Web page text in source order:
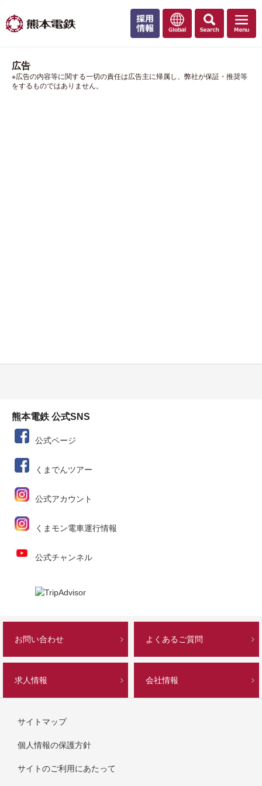
広告
※広告の内容等に関する一切の責任は広告主に帰属し、弊社が保証・推奨等
をするものではありません。
熊本電鉄 公式SNS
公式ページ
くまでんツアー
公式アカウント
くまモン電車運行情報
公式チャンネル
お問い合わせ よくあるご質問
求人情報 会社情報
サイトマップ
個人情報の保護方針
サイトのご利用にあたって